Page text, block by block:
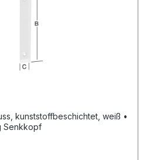
kunststoffbeschichtet, weiß •
Senkkopf